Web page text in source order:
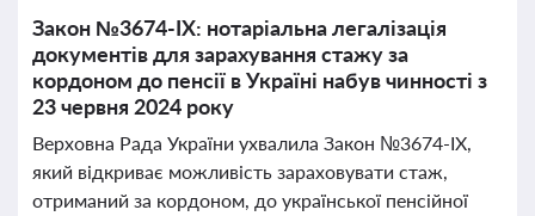
Закон №3674-IX: нотаріальна легалізація
документів для зарахування стажу за
кордоном до пенсії в Україні набув чинності з
23 червня 2024 року
Верховна Рада України ухвалила Закон №3674-IX,
який відкриває можливість зараховувати стаж,
отриманий за кордоном, до української пенсійної